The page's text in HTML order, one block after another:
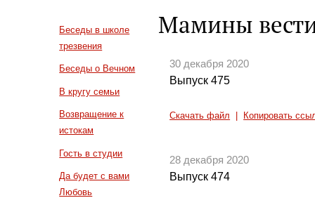
Беседы в школе
трезвения
Беседы о Вечном
В кругу семьи
Возвращение к
истокам
Гость в студии
Да будет с вами
Любовь
Мамины
30 декабря 2020
Выпуск 475
Скачать файл Копировать
28 декабря 2020
Выпуск 474